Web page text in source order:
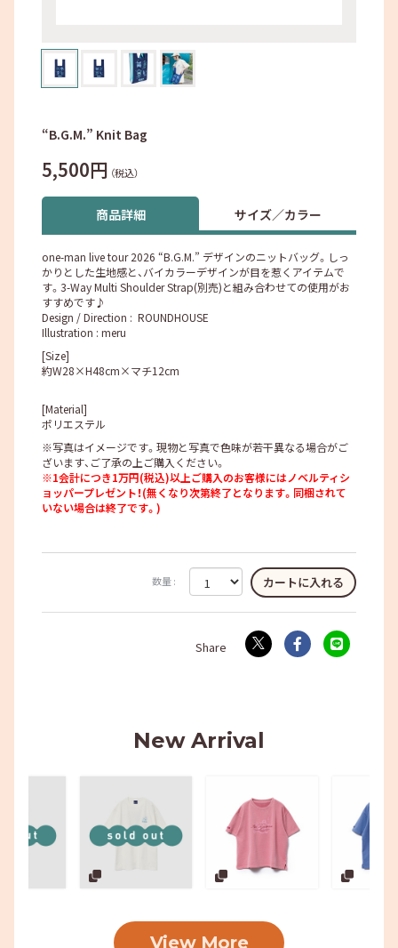
“B.G.M.” Knit Bag
5,500円 （税込）
商品詳細 サイズ／カラー
one-man live tour 2026 “B.G.M.” デザインのニットバッグ。しっ
かりとした生地感と、バイカラーデザインが目を惹くアイテムで
す。3-Way Multi Shoulder Strap(別売)と組み合わせての使用がお
すすめです♪
Design / Direction : ROUNDHOUSE
Illustration : meru
[Size]
約W28×H48cm×マチ12cm
[Material]
ポリエステル
※写真はイメージです。現物と写真で色味が若干異なる場合がご
ざいます、ご了承の上ご購入ください。
※1会計につき1万円(税込)以上ご購入のお客様にはノベルティシ
ョッパープレゼント！(無くなり次第終了となります。同梱されて
いない場合は終了です。)
数量 :
New Arrival
View More